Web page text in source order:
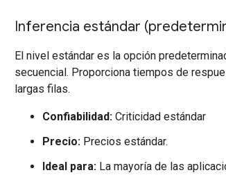
Inferencia estándar
El nivel estándar es la opción
secuencial. Proporciona tiempos de
largas filas.
Confiabilidad: Criticidad estándar
Precio: Precios estándar.
Ideal para: La mayoría de las